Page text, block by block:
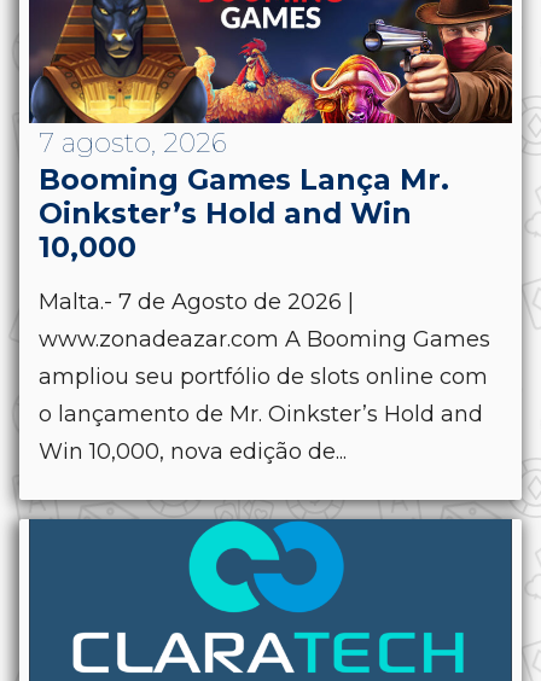
7 agosto, 2026
Booming Games Lança Mr.
Oinkster’s Hold and Win
10,000
Malta.- 7 de Agosto de 2026 |
www.zonadeazar.com A Booming Games
ampliou seu portfólio de slots online com
o lançamento de Mr. Oinkster’s Hold and
Win 10,000, nova edição de...